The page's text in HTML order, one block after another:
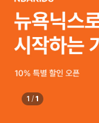
고객센터 1544-5336(평일
1 / 1